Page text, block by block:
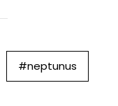
#neptunus